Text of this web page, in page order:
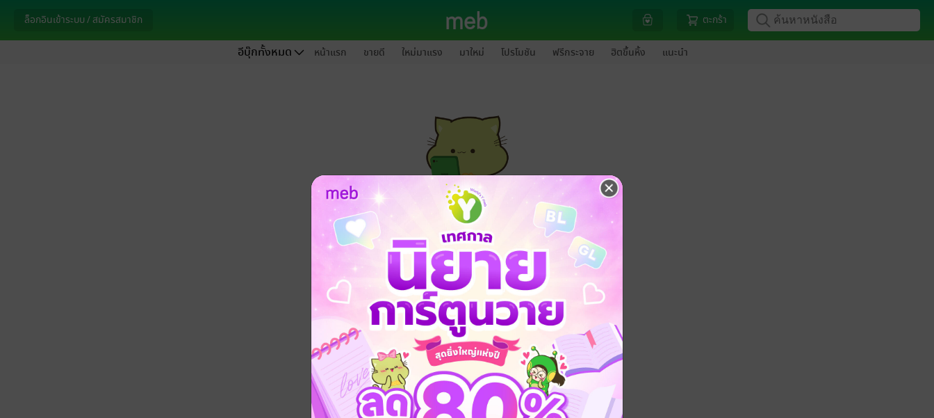
ล็อกอินเข้าระบบ / สมัครสมาชิก ตะกร้า
อีบุ๊กทั้งหมด หน้าแรก ขายดี ใหม่มาแรง มาใหม่ โปรโมชัน ฟรีกระจาย ฮิตขึ้นหิ้ง แนะนำ
กรุณาเข้าสู่ระบบก่อนดำเนินรายการด้วยค่ะ
ล็อกอินเข้าระบบ